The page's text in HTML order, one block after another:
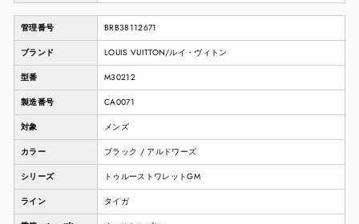
管理番号 BRB38112671
ブランド LOUIS VUITTON/ルイ・ヴィトン
型番 M30212
製造番号 CA0071
対象 メンズ
カラー ブラック / アルドワーズ
シリーズ トゥルーストワレットGM
ライン タイガ